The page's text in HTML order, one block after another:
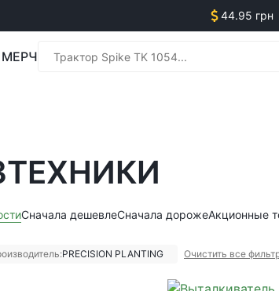
44.95 грн
Сначала дешевлеСначала дорожеАкционные
PRECISION PLANTING Очистить все